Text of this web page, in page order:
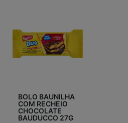
BOLO BAUNILHA
COM RECHEIO
CHOCOLATE
BAUDUCCO 27G